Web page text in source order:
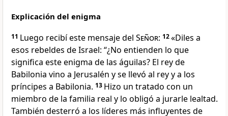
Explicación del enigma
11 Luego recibí este mensaje del Señor: 12«Diles a
esos rebeldes de Israel: “¿No entienden lo que
significa este enigma de las águilas? El rey de
Babilonia vino a Jerusalén y se llevó al rey y a los
príncipes a Babilonia. 13 Hizo un tratado con un
miembro de la familia real y lo obligó a jurarle lealtad.
También desterró a los líderes más influyentes de